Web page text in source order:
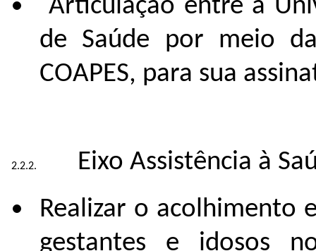
Articulação entre a
de Saúde por meio
COAPES, para sua
Eixo Assistência à
Realizar o acolhimento
gestantes e idosos